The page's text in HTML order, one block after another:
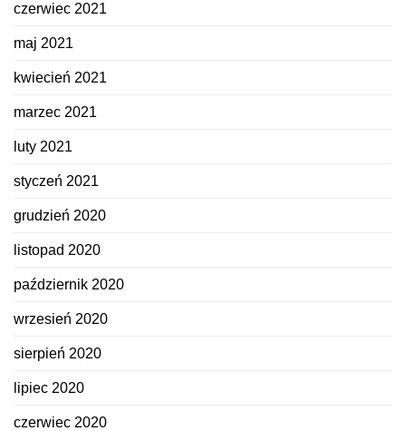
czerwiec 2021
maj 2021
kwiecień 2021
marzec 2021
luty 2021
styczeń 2021
grudzień 2020
listopad 2020
październik 2020
wrzesień 2020
sierpień 2020
lipiec 2020
czerwiec 2020